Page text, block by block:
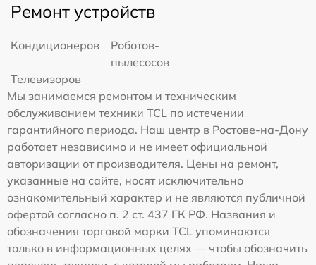
Ремонт устройств
Кондиционеров
Роботов-
пылесосов
Телевизоров
Мы занимаемся ремонтом и техническим
обслуживанием техники TCL по истечении
гарантийного периода. Наш центр в Ростове-на-Дону
работает независимо и не имеет официальной
авторизации от производителя. Цены на ремонт,
указанные на сайте, носят исключительно
ознакомительный характер и не являются публичной
офертой согласно п. 2 ст. 437 ГК РФ. Названия и
обозначения торговой марки TCL упоминаются
только в информационных целях — чтобы обозначить